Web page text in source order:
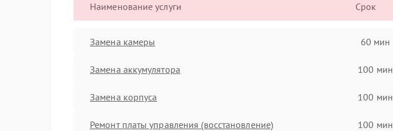
Наименование услуги Срок
Замена камеры 60 мин
Замена аккумулятора 100 мин
Замена корпуса 100 мин
Ремонт платы управления (восстановление) 100 мин